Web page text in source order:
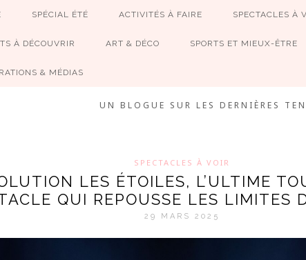
SPÉCIAL ÉTÉ ACTIVITÉS À FAIRE SPECTACLES À
À DÉCOUVRIR ART & DÉCO SPORTS ET MIEUX-ÊTRE
& MÉDIAS
UN BLOGUE SUR LES DERNIÈRES
SPECTACLES À VOIR
LES ÉTOILES, L’ULTIME
QUI REPOUSSE LES LIMITES
29 MARS 2025